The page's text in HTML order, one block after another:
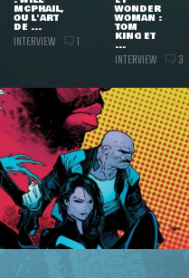
MCPHAIL,
OU L'ART
DE ...
INTERVIEW 1
WONDER
WOMAN :
TOM
KING ET
...
INTERVIEW 3